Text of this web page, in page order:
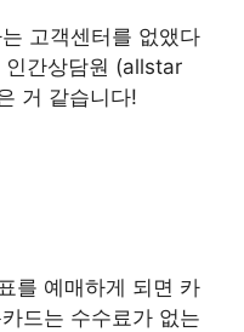
고객센터를 없앴다
인간상담원 (allstar
거 같습니다!
를 예매하게 되면 카
드는 수수료가 없는